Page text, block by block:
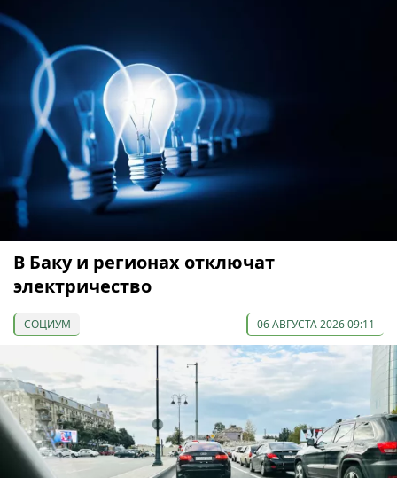
В Баку и регионах отключат
электричество
СОЦИУМ 06 АВГУСТА 2026 09:11